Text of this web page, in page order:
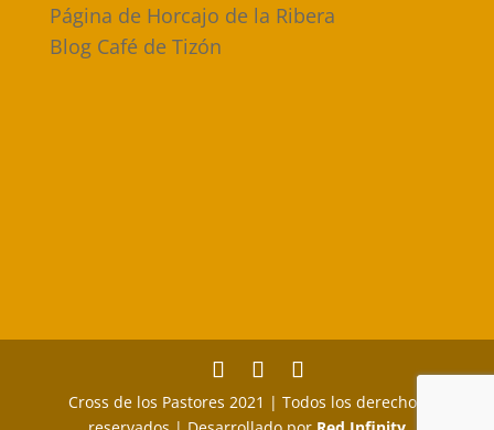
Página de Horcajo de la Ribera
Blog Café de Tizón
Cross de los Pastores 2021 | Todos los derechos